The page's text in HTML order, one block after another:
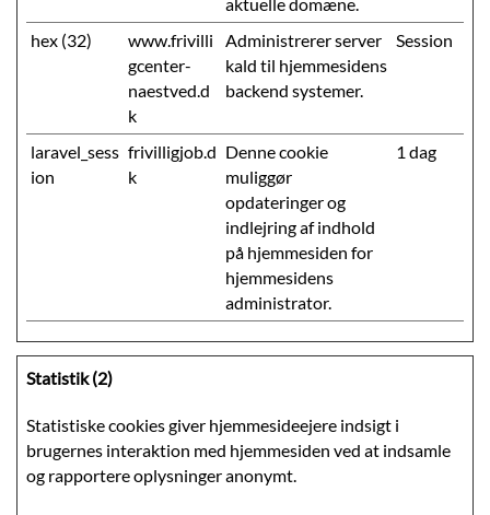
hex (32)
www.frivilli
gcenter-
naestved.d
k
Administrerer server
kald til hjemmesidens
backend systemer.
Session
laravel_sess
ion
frivilligjob.d
k
Denne cookie
muliggør
opdateringer og
indlejring af indhold
på hjemmesiden for
hjemmesidens
administrator.
1 dag
Statistik (2)
Statistiske cookies giver hjemmesideejere indsigt i
brugernes interaktion med hjemmesiden ved at indsamle
og rapportere oplysninger anonymt.